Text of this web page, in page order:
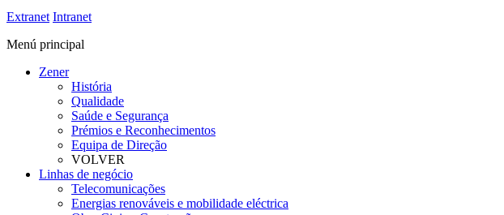
Extranet Intranet
Menú principal
Zener
História
Qualidade
Saúde e Segurança
Prémios e Reconhecimentos
Equipa de Direção
VOLVER
Linhas de negócio
Telecomunicações
Energias renováveis e mobilidade eléctrica